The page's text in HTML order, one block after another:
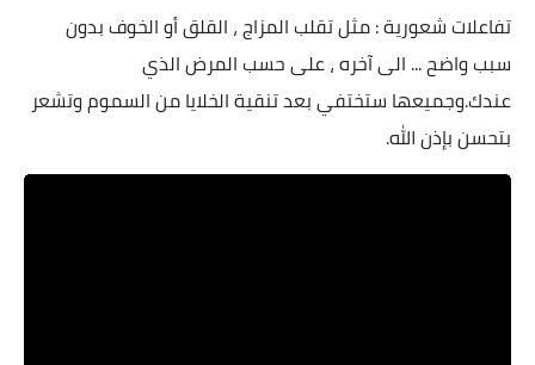
تفاعلات شعورية : مثل تقلب المزاج ، القلق أو الخوف بدون
سبب واضح ... الى آخره ، على حسب المرض الذي
عندك.وجميعها ستختفي بعد تنقية الخلايا من السموم وتشعر
بتحسن بإذن الله.